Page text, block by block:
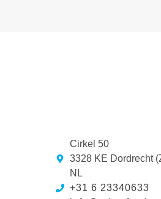
Cirkel 50
3328 KE Dordrecht
NL
+31 6 23340633